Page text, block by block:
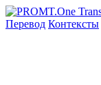
Перевод Контексты